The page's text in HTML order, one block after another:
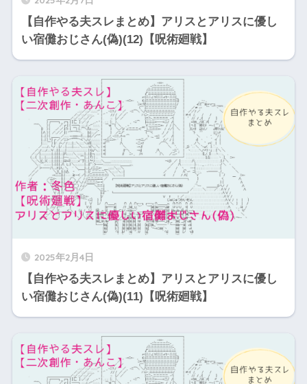
【自作やる夫スレまとめ】アリスとアリスに優し
い宿儺おじさん(偽)(12)【呪術廻戦】
2025年2月4日
【自作やる夫スレまとめ】アリスとアリスに優し
い宿儺おじさん(偽)(11)【呪術廻戦】